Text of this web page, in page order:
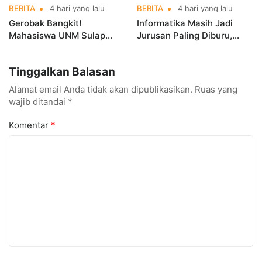
BERITA 4 hari yang lalu
Gerobak Bangkit!
Mahasiswa UNM Sulap
BERITA 4 hari yang lalu
Informatika Masih Jadi
Jurusan Paling Diburu,
Tinggalkan Balasan
Alamat email Anda tidak akan dipublikasikan. Ruas yang
wajib ditandai *
Komentar *